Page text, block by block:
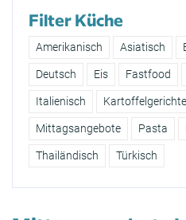
Filter Küche
Amerikanisch Asiatisch
Deutsch Eis Fastfood
Italienisch Kartoffelgerichte
Mittagsangebote Pasta
Thailändisch Türkisch